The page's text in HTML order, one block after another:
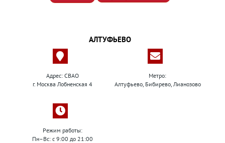
АЛТУФЬЕВО
Адрес: СВАО
г. Москва Лобненская 4
Метро:
Алтуфьево, Бибирево, Лианозово
Режим работы:
Пн–Вс: с 9:00 до 21:00